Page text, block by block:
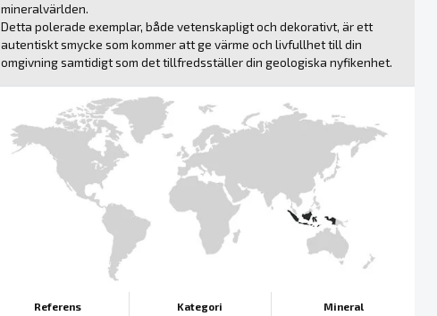
mineralvärlden.
Detta polerade exemplar, både vetenskapligt och dekorativt, är ett
autentiskt smycke som kommer att ge värme och livfullhet till din
omgivning samtidigt som det tillfredsställer din geologiska nyfikenhet.
Referens Kategori Mineral